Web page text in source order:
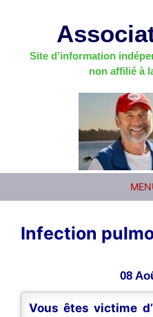
Site d’information
non affilié à
Infection
08
Vous êtes victime